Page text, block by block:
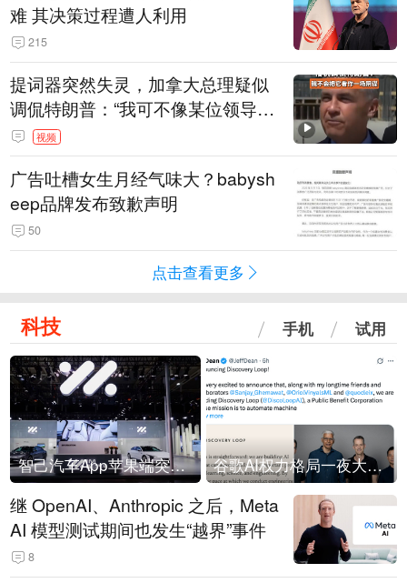
难 其决策过程遭人利用
215
提词器突然失灵，加拿大总理疑似
调侃特朗普：“我可不像某位领导
人，把这当成一场阴谋”，全场哄笑
视频
广告吐槽女生月经气味大？babysh
eep品牌发布致歉声明
50
点击查看更多
科技 手机 试用
智己汽车App苹果端突然“下架” 谷歌AI权力格局一夜大洗牌
继 OpenAI、Anthropic 之后，Meta
AI 模型测试期间也发生“越界”事件
8